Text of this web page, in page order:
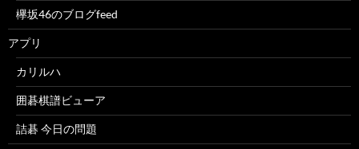
欅坂46のブログfeed
アプリ
カリルハ
囲碁棋譜ビューア
詰碁 今日の問題